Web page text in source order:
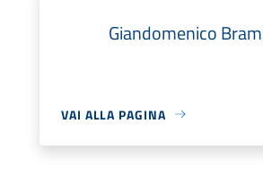
Giandomenico
VAI ALLA PAGINA